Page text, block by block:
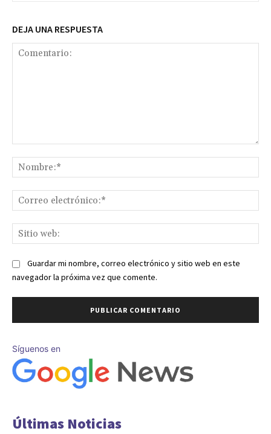
DEJA UNA RESPUESTA
Guardar mi nombre, correo electrónico y sitio web en este
navegador la próxima vez que comente.
Síguenos en
Últimas Noticias